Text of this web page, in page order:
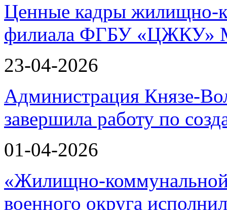
Ценные кадры жилищно-
филиала ФГБУ «ЦЖКУ»
23-04-2026
Администрация Князе-
завершила работу по
01-04-2026
«Жилищно-
военного округа